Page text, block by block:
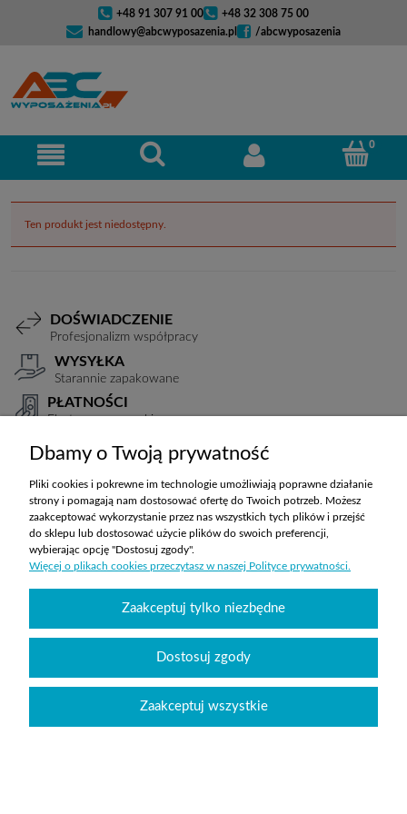
+48 91 307 91 00
+48 32 308 75 00
handlowy@abcwyposazenia.pl
/abcwyposazenia
Ten produkt jest niedostępny.
DOŚWIADCZENIE
Profesjonalizm współpracy
WYSYŁKA
Starannie zapakowane
PŁATNOŚCI
Elastyczne warunki
TRANSPORT
Koszty ustalane indywidualnie
ZAKUPY
POMOC
MOJE KONTO
INFORMACJE
Wyposażenie szkół sklepabcwyposazenia.pl|handlowy@abcwyposazenia.pl
Tel:91 307 91 00| Johna Baildona 24C lok. 25 | NIP: 6342856894 | REGON:
Dbamy o Twoją prywatność
Pliki cookies i pokrewne im technologie umożliwiają poprawne działanie
strony i pomagają nam dostosować ofertę do Twoich potrzeb. Możesz
zaakceptować wykorzystanie przez nas wszystkich tych plików i przejść
do sklepu lub dostosować użycie plików do swoich preferencji,
wybierając opcję "Dostosuj zgody".
Więcej o plikach cookies przeczytasz w naszej Polityce prywatności.
Zaakceptuj tylko niezbędne
Dostosuj zgody
Zaakceptuj wszystkie